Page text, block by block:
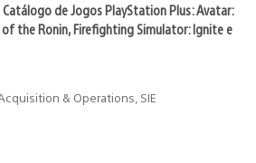
de Jogos PlayStation Plus: Avatar:
the Ronin, Firefighting Simulator: Ignite e
& Operations, SIE